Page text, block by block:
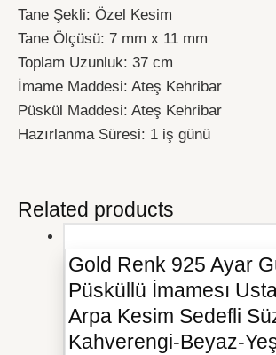
Tane Şekli: Özel Kesim
Tane Ölçüsü: 7 mm x 11 mm
Toplam Uzunluk: 37 cm
İmame Maddesi: Ateş Kehribar
Püskül Maddesi: Ateş Kehribar
Hazırlanma Süresi: 1 iş günü
Related products
Gold Renk 925 Ayar
Püsküllü İmamesı
Arpa Kesim Sedefli
Kahverengi-Beyaz-